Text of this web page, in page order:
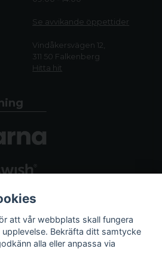
Se avvikande öppettider
Vindåkersvägen 12,
311 50 Falkenberg
Hitta hit
att vår webbplats skall fungera
Bekräfta ditt samtycke
alla eller anpassa via